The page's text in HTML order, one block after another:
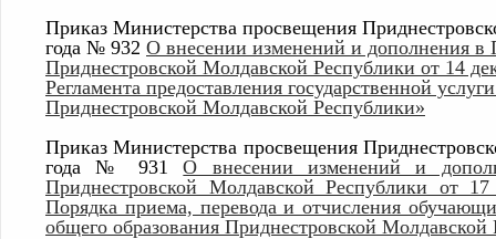
Приказ Министерства просвещения
года № 932 О внесении изменений и дополнения в
Приднестровской Молдавской Республики от 14
Регламента предоставления государственной
Приднестровской Молдавской Республики»
Приказ Министерства просвещения
года № 931
О внесении изменений и
Приднестровской Молдавской Республики от
Порядка приема, перевода и отчисления
общего образования Приднестровской Молдавской